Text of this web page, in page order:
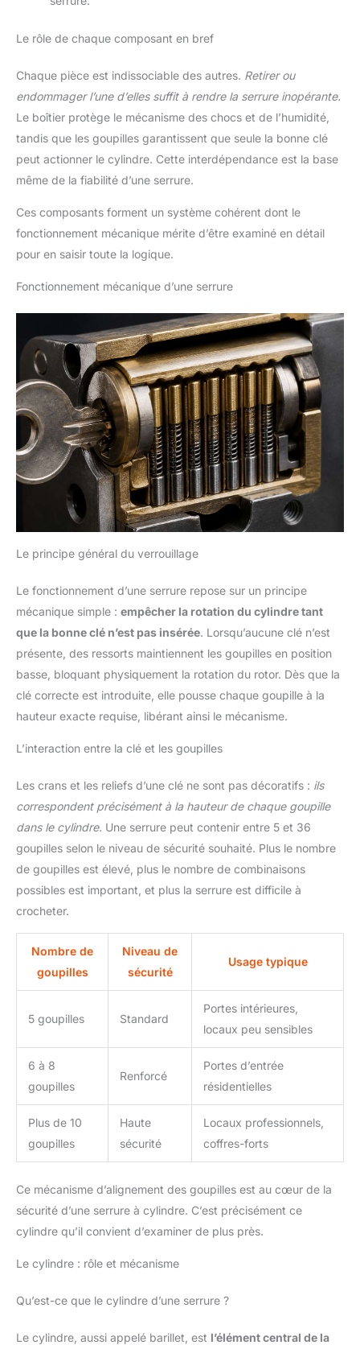
Le rôle de chaque composant en bref
Chaque pièce est indissociable des autres. Retirer ou
endommager l’une d’elles suffit à rendre la serrure inopérante.
Le boîtier protège le mécanisme des chocs et de l’humidité,
tandis que les goupilles garantissent que seule la bonne clé
peut actionner le cylindre. Cette interdépendance est la base
même de la fiabilité d’une serrure.
Ces composants forment un système cohérent dont le
fonctionnement mécanique mérite d’être examiné en détail
pour en saisir toute la logique.
Fonctionnement mécanique d’une serrure
Le principe général du verrouillage
Le fonctionnement d’une serrure repose sur un principe
mécanique simple : empêcher la rotation du cylindre tant
que la bonne clé n’est pas insérée. Lorsqu’aucune clé n’est
présente, des ressorts maintiennent les goupilles en position
basse, bloquant physiquement la rotation du rotor. Dès que la
clé correcte est introduite, elle pousse chaque goupille à la
hauteur exacte requise, libérant ainsi le mécanisme.
L’interaction entre la clé et les goupilles
Les crans et les reliefs d’une clé ne sont pas décoratifs : ils
correspondent précisément à la hauteur de chaque goupille
dans le cylindre. Une serrure peut contenir entre 5 et 36
goupilles selon le niveau de sécurité souhaité. Plus le nombre
de goupilles est élevé, plus le nombre de combinaisons
possibles est important, et plus la serrure est difficile à
crocheter.
Nombre de
goupilles
Niveau de
sécurité
Usage typique
5 goupilles Standard
Portes intérieures,
locaux peu sensibles
6 à 8
goupilles
Renforcé
Portes d’entrée
résidentielles
Plus de 10
goupilles
Haute
sécurité
Locaux professionnels,
coffres-forts
Ce mécanisme d’alignement des goupilles est au cœur de la
sécurité d’une serrure à cylindre. C’est précisément ce
cylindre qu’il convient d’examiner de plus près.
Le cylindre : rôle et mécanisme
Qu’est-ce que le cylindre d’une serrure ?
Le cylindre, aussi appelé barillet, est l’élément central de la